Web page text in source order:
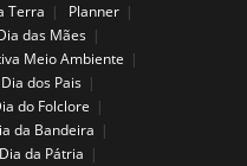
Terra
Planner
das Mães
Meio Ambiente
dos Pais
do Folclore
da Bandeira
da Pátria